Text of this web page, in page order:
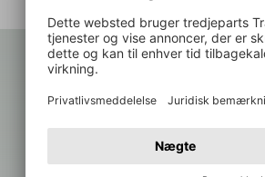
OM OS
“En passion for
nære venskaber